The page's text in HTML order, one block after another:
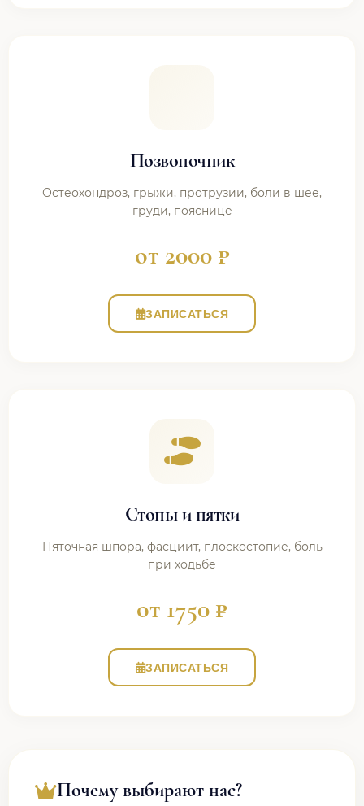
Позвоночник
Остеохондроз, грыжи, протрузии, боли в шее,
груди, пояснице
от 2000 ₽
ЗАПИСАТЬСЯ
Стопы и пятки
Пяточная шпора, фасциит, плоскостопие, боль
при ходьбе
от 1750 ₽
ЗАПИСАТЬСЯ
Почему выбирают нас?